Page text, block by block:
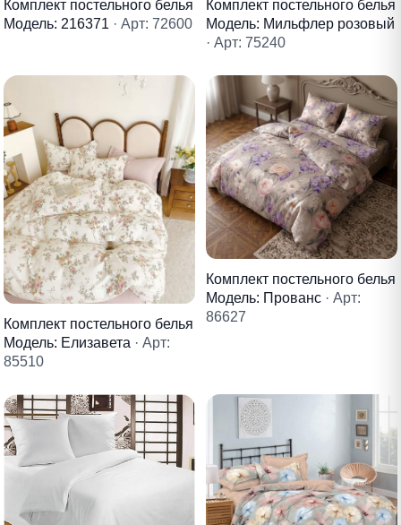
Комплект постельного белья
Модель: 216371 · Арт: 72600
Комплект постельного белья
Модель: Мильфлер розовый
· Арт: 75240
Комплект постельного белья
Модель: Елизавета · Арт:
85510
Комплект постельного белья
Модель: Прованс · Арт:
86627